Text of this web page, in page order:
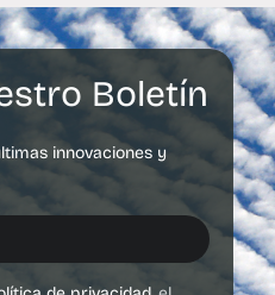
Boletín
innovaciones y